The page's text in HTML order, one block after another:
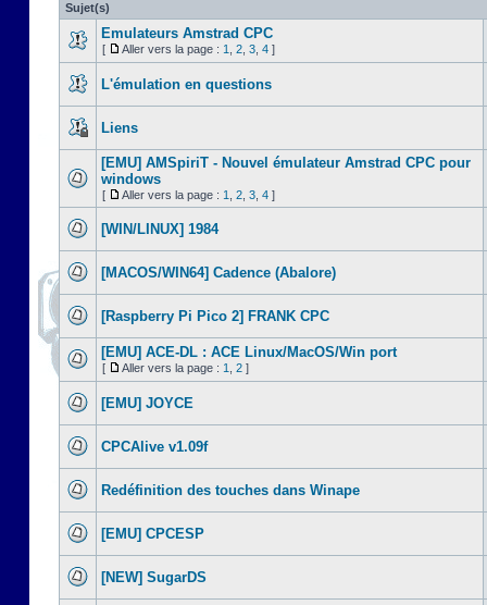
Sujet(s)
Emulateurs Amstrad CPC
[ Aller vers la page : 1 2 3 4 ]
L'émulation en questions
Liens
[EMU] AMSpiriT - Nouvel émulateur Amstrad CPC pour
windows
[ Aller vers la page : 1 2 3 4 ]
[WIN/LINUX] 1984
[MACOS/WIN64] Cadence (Abalore)
[Raspberry Pi Pico 2] FRANK CPC
[EMU] ACE-DL : ACE Linux/MacOS/Win port
[ Aller vers la page : 1 2 ]
[EMU] JOYCE
CPCAlive v1.09f
Redéfinition des touches dans Winape
[EMU] CPCESP
[NEW] SugarDS